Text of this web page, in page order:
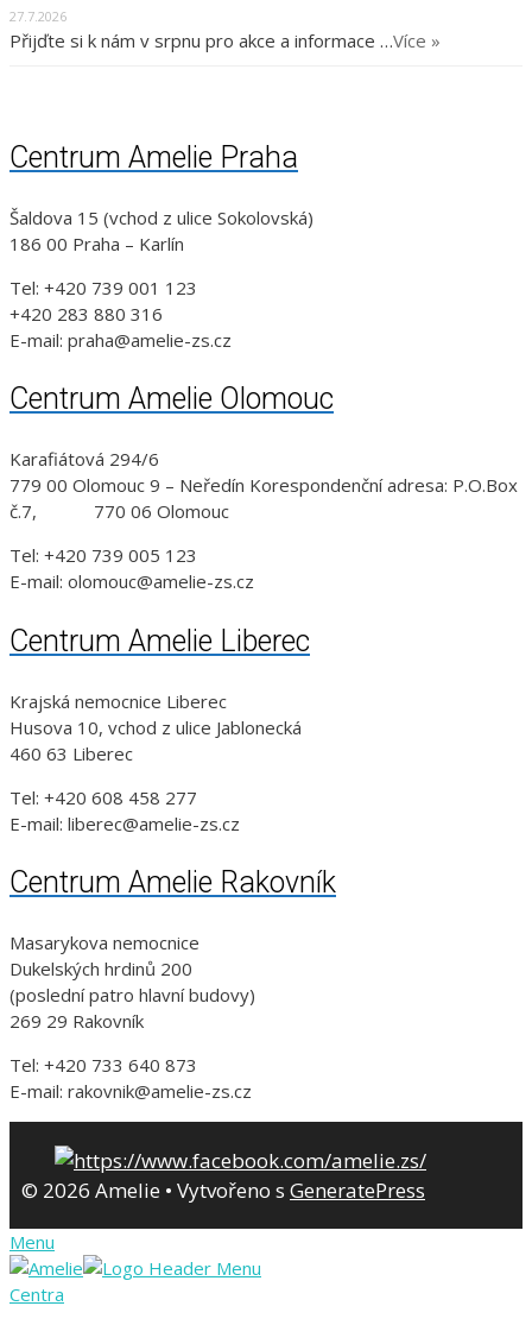
27.7.2026
Přijďte si k nám v srpnu pro akce a informace …Více »
Centrum Amelie Praha
Šaldova 15 (vchod z ulice Sokolovská)
186 00 Praha – Karlín
Tel: +420 739 001 123
+420 283 880 316
E-mail: praha@amelie-zs.cz
Centrum Amelie Olomouc
Karafiátová 294/6
779 00 Olomouc 9 – Neředín Korespondenční adresa: P.O.Box
č.7, 770 06 Olomouc
Tel: +420 739 005 123
E-mail: olomouc@amelie-zs.cz
Centrum Amelie Liberec
Krajská nemocnice Liberec
Husova 10, vchod z ulice Jablonecká
460 63 Liberec
Tel: +420 608 458 277
E-mail: liberec@amelie-zs.cz
Centrum Amelie Rakovník
Masarykova nemocnice
Dukelských hrdinů 200
(poslední patro hlavní budovy)
269 29 Rakovník
Tel: +420 733 640 873
E-mail: rakovnik@amelie-zs.cz
© 2026 Amelie • Vytvořeno s GeneratePress
Menu
Centra